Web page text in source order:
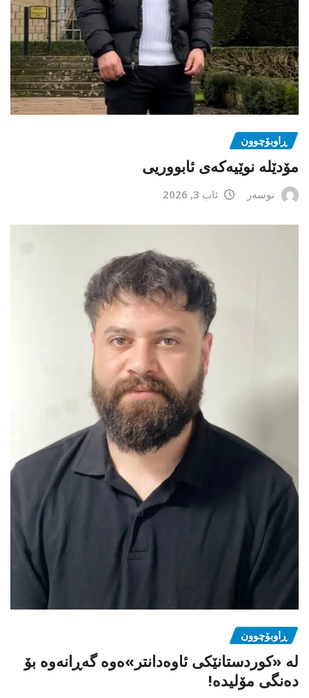
ڕاوبۆچوون
مۆدێلە نوێیەکەى ئابووریی
نوسەر ئاب 3, 2026
ڕاوبۆچوون
لە «کوردستانێکی ئاوەدانتر»ەوە گەڕانەوە بۆ
دەنگی مۆلیدە!